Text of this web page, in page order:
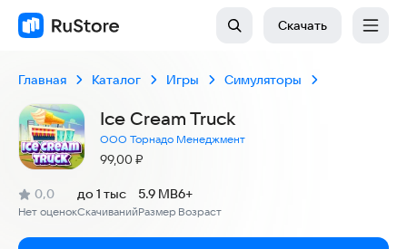
Скачать
Главная Каталог Игры Симуляторы
Ice Cream Truck
ООО Торнадо Менеджмент
Цена:
99,00₽
Рейтинг:
0,0
(
Нет оценок
)
Скачиваний
до 1 тыс
Размер
5.9 MB
Возраст
6+